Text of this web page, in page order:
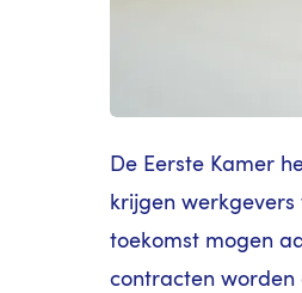
De Eerste Kamer
krijgen
toekomst mogen
contracten worden